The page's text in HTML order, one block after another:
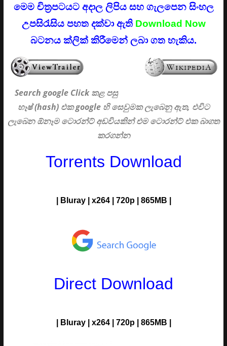
මෙම චිත්‍රපටයට අදාල ලිපිය සහ ගැලපෙන සිංහල
උපසිරැසිය පහත දක්වා ඇති Download Now
බටනය ක්ලික් කිරීමෙන් ලබා ගත හැකිය.
Search google Clickකළ පසු
හෑෂ් (hash) එක google හි සෙවුමක ලැබෙනු ඇත, එවිට
ලැබෙන ඕනෑම ටොරන්ට් අඩවියකින් එම ටොරන්ට් එක බාගත
කරගන්න
Torrents Download
| Bluray | x264 | 720p | 865MB
Direct Download
Bluray | x264 | 720p | 865MB